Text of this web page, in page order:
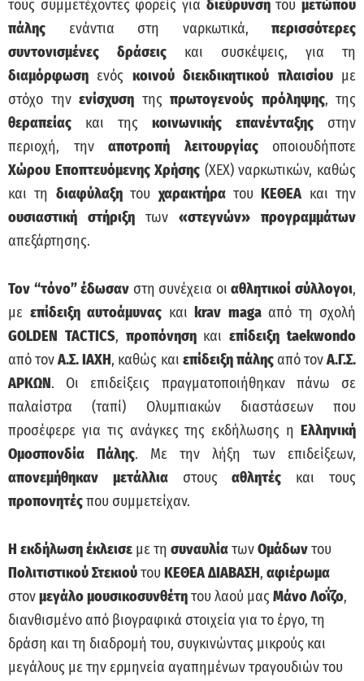
τους συμμετέχοντες φορείς για διεύρυνσητουμετώπου
πάλης ενάντια στη ναρκωτικά, περισσότερες
συντονισμένες δράσεις και συσκέψεις, για τη
διαμόρφωση ενός κοινού διεκδικητικού πλαισίουμε
στόχο την ενίσχυση της πρωτογενούς πρόληψης, της
θεραπείας και της κοινωνικής επανένταξης στην
περιοχή, την αποτροπή λειτουργίαςοποιουδήποτε
Χώρου Εποπτευόμενης Χρήσης (ΧΕΧ) ναρκωτικών, καθώς
και τη διαφύλαξητουχαρακτήρατουΚΕΘΕΑ και την
ουσιαστική στήριξη των «στεγνών» προγραμμάτων
απεξάρτησης.
Τον “τόνο” έδωσαν στη συνέχεια οιαθλητικοί σύλλογοι,
με επίδειξη αυτοάμυνας και krav magaαπό τη σχολή
GOLDEN TACTICS, προπόνησηκαιεπίδειξη taekwondo
από τονΑ.Σ. ΙΑΧΗ, καθώς και επίδειξη πάληςαπό τονΑ.Γ.Σ.
ΑΡΚΩΝ. Οι επιδείξεις πραγματοποιήθηκαν πάνω σε
παλαίστρα (ταπί) Ολυμπιακών διαστάσεων που
προσέφερε για τις ανάγκες της εκδήλωσης η Ελληνική
Ομοσπονδία Πάλης. Με την λήξη των επιδείξεων,
απονεμήθηκαν μετάλλιαστουςαθλητές και τους
προπονητέςπου συμμετείχαν.
Η εκδήλωση έκλεισε με τη συναυλίατωνΟμάδωντου
Πολιτιστικού ΣτεκιούτουΚΕΘΕΑ ΔΙΑΒΑΣΗ, αφιέρωμα
στονμεγάλο μουσικοσυνθέτητου λαού μας Μάνο Λοΐζο,
διανθισμένo από βιογραφικά στοιχεία για το έργο, τη
δράση και τη διαδρομή του, συγκινώντας μικρούς και
μεγάλους με την ερμηνεία αγαπημένων τραγουδιών του